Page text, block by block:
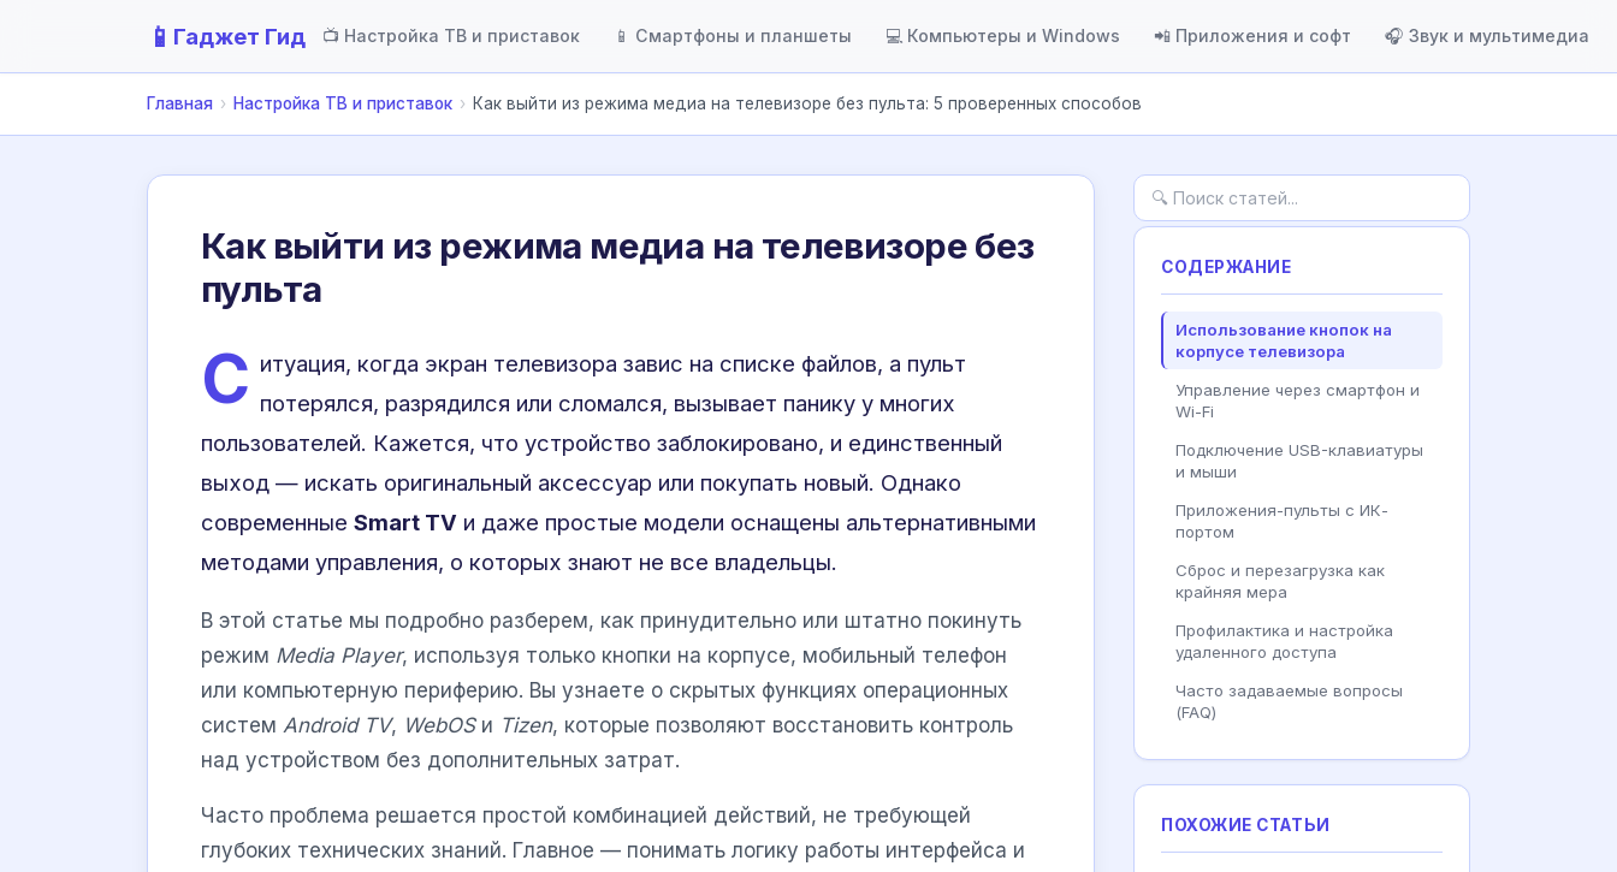
📱 Гаджет Гид 📺 Настройка ТВ и приставок 📱 Смартфоны и планшеты 💻 Компьютеры и Windows 📲 Приложения и софт 🎧 Звук и мультимедиа
Главная › Настройка ТВ и приставок › Как выйти из режима медиа на телевизоре без пульта: 5 проверенных способов
Как выйти из режима медиа на телевизоре без
пульта
С итуация, когда экран телевизора завис на списке файлов, а пульт
потерялся, разрядился или сломался, вызывает панику у многих
пользователей. Кажется, что устройство заблокировано, и единственный
выход — искать оригинальный аксессуар или покупать новый. Однако
современные Smart TV и даже простые модели оснащены альтернативными
методами управления, о которых знают не все владельцы.
В этой статье мы подробно разберем, как принудительно или штатно покинуть
режим Media Player, используя только кнопки на корпусе, мобильный телефон
или компьютерную периферию. Вы узнаете о скрытых функциях операционных
систем Android TV, WebOSи Tizen, которые позволяют восстановить контроль
над устройством без дополнительных затрат.
Часто проблема решается простой комбинацией действий, не требующей
глубоких технических знаний. Главное — понимать логику работы интерфейса и
СОДЕРЖАНИЕ
Использование кнопок на
корпусе телевизора
Управление через смартфон и
Wi-Fi
Подключение USB-клавиатуры
и мыши
Приложения-пульты с ИК-
портом
Сброс и перезагрузка как
крайняя мера
Профилактика и настройка
удаленного доступа
Часто задаваемые вопросы
(FAQ)
ПОХОЖИЕ СТАТЬИ